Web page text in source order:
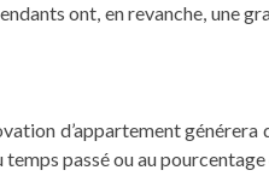
ont, en revanche, une
d’appartement générera
temps passé ou au